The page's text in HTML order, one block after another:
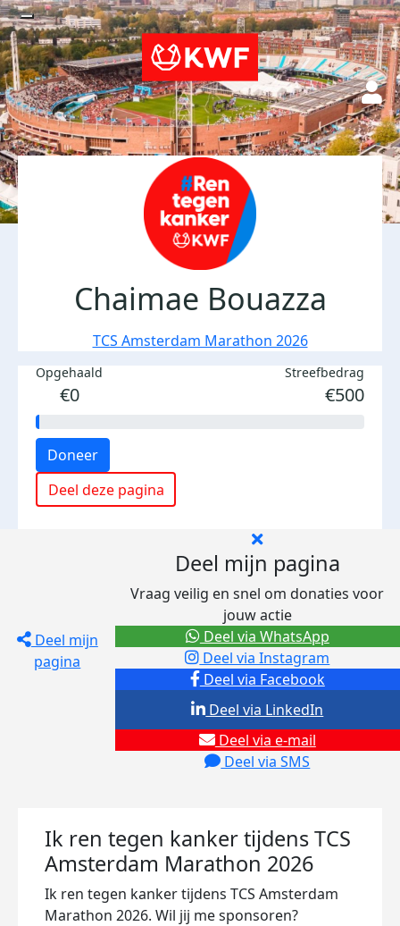
Chaimae Bouazza
TCS Amsterdam Marathon 2026
Opgehaald
€0
Streefbedrag
€500
Doneer
Deel deze pagina
Deel mijn
pagina
Deel mijn pagina
Vraag veilig en snel om donaties voor
jouw actie
Deel via Facebook
Deel via Instagram
Deel via e-mail
Deel via SMS
Deel via LinkedIn
Deel via WhatsApp
Ik ren tegen kanker tijdens TCS
Amsterdam Marathon 2026
Ik ren tegen kanker tijdens TCS Amsterdam
Marathon 2026. Wil jij me sponsoren?